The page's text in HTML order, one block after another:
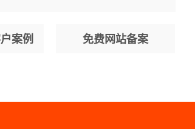
案例 免费网站备案